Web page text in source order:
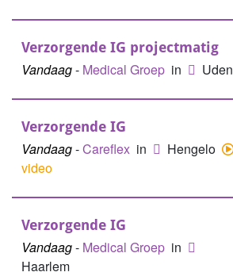
Verzorgende IG projectmatig
Vandaag- Medical Groep in Uden
Verzorgende IG
Vandaag-Careflex in
Hengelo
video
Verzorgende IG
Vandaag- Medical Groep in
Haarlem